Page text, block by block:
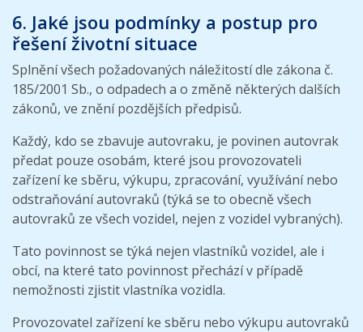
6. Jaké jsou podmínky a postup pro
řešení životní situace
Splnění všech požadovaných náležitostí dle zákona č.
185/2001 Sb., o odpadech a o změně některých dalších
zákonů, ve znění pozdějších předpisů.
Každý, kdo se zbavuje autovraku, je povinen autovrak
předat pouze osobám, které jsou provozovateli
zařízení ke sběru, výkupu, zpracování, využívání nebo
odstraňování autovraků (týká se to obecně všech
autovraků ze všech vozidel, nejen z vozidel vybraných).
Tato povinnost se týká nejen vlastníků vozidel, ale i
obcí, na které tato povinnost přechází v případě
nemožnosti zjistit vlastníka vozidla.
Provozovatel zařízení ke sběru nebo výkupu autovraků